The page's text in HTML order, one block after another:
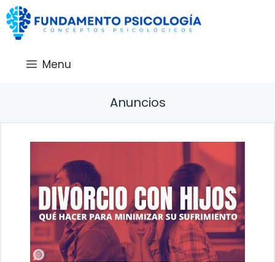
Saltar
al
contenido
Menu
Anuncios